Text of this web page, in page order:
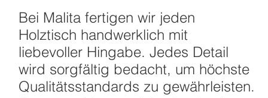
Bei Malita fertigen wir jeden
Holztisch handwerklich mit
liebevoller Hingabe. Jedes Detail
wird sorgfältig bedacht, um höchste
Qualitätsstandards zu gewährleisten.